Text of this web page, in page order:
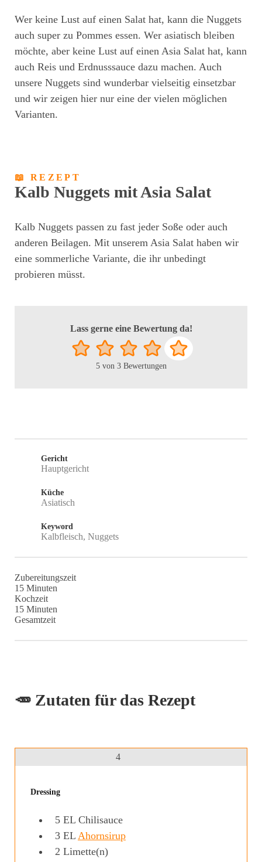
Wer keine Lust auf einen Salat hat, kann die Nuggets
auch super zu Pommes essen. Wer asiatisch bleiben
möchte, aber keine Lust auf einen Asia Salat hat, kann
auch Reis und Erdnusssauce dazu machen. Auch
unsere Nuggets sind wunderbar vielseitig einsetzbar
und wir zeigen hier nur eine der vielen möglichen
Varianten.
📖 REZEPT
Kalb Nuggets mit Asia Salat
Kalb Nuggets passen zu fast jeder Soße oder auch
anderen Beilagen. Mit unserem Asia Salat haben wir
eine sommerliche Variante, die ihr unbedingt
probieren müsst.
Lass gerne eine Bewertung da!
5von 3Bewertungen
Gericht
Hauptgericht
Küche
Asiatisch
Keyword
Kalbfleisch, Nuggets
Zubereitungszeit
15Minuten
Minuten
Kochzeit
15Minuten
Minuten
Gesamtzeit
🥕 Zutaten für das Rezept
4
Dressing
5 EL Chilisauce
3 EL Ahornsirup
2 Limette(n)